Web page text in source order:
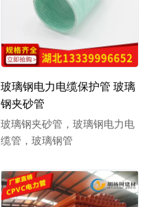
玻璃钢电力电缆保护管 玻璃
钢夹砂管
玻璃钢夹砂管，玻璃钢电力电
缆管，玻璃钢管